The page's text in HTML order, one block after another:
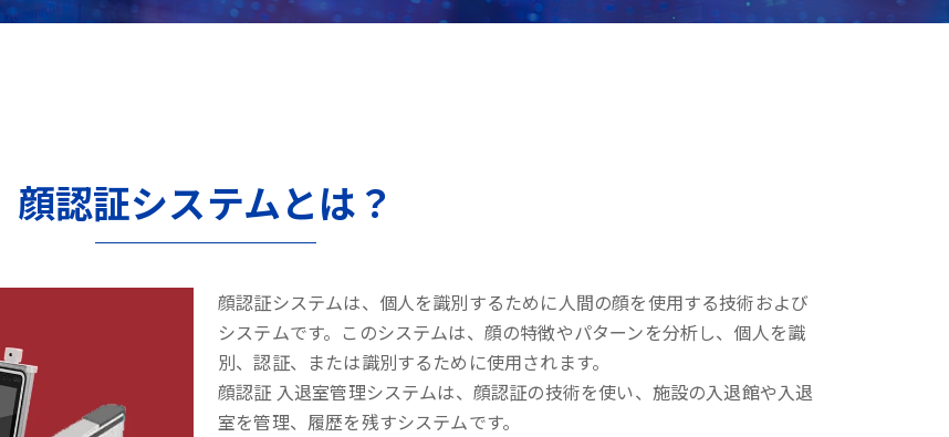
顔認証システムとは？
顔認証システムは、個人を識別するために人間の顔を使用する技術および
システムです。このシステムは、顔の特徴やパターンを分析し、個人を識
別、認証、または識別するために使用されます。
顔認証 入退室管理システムは、顔認証の技術を使い、施設の入退館や入退
室を管理、履歴を残すシステムです。